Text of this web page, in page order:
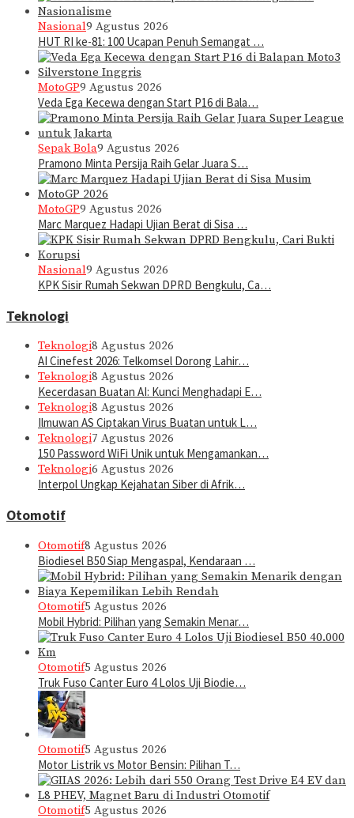
Nasional9 Agustus 2026
HUT RI ke-81: 100 Ucapan Penuh Semangat …
MotoGP9 Agustus 2026
Veda Ega Kecewa dengan Start P16 di Bala…
Sepak Bola9 Agustus 2026
Pramono Minta Persija Raih Gelar Juara S…
MotoGP9 Agustus 2026
Marc Marquez Hadapi Ujian Berat di Sisa …
Nasional9 Agustus 2026
KPK Sisir Rumah Sekwan DPRD Bengkulu, Ca…
Teknologi
Teknologi8 Agustus 2026
AI Cinefest 2026: Telkomsel Dorong Lahir…
Teknologi8 Agustus 2026
Kecerdasan Buatan AI: Kunci Menghadapi E…
Teknologi8 Agustus 2026
Ilmuwan AS Ciptakan Virus Buatan untuk L…
Teknologi7 Agustus 2026
150 Password WiFi Unik untuk Mengamankan…
Teknologi6 Agustus 2026
Interpol Ungkap Kejahatan Siber di Afrik…
Otomotif
Otomotif8 Agustus 2026
Biodiesel B50 Siap Mengaspal, Kendaraan …
Otomotif5 Agustus 2026
Mobil Hybrid: Pilihan yang Semakin Menar…
Otomotif5 Agustus 2026
Truk Fuso Canter Euro 4 Lolos Uji Biodie…
Otomotif5 Agustus 2026
Motor Listrik vs Motor Bensin: Pilihan T…
Otomotif5 Agustus 2026